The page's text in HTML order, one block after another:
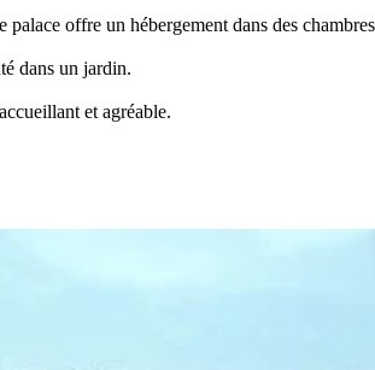
offre un hébergement dans des
dans un jardin.
et agréable.